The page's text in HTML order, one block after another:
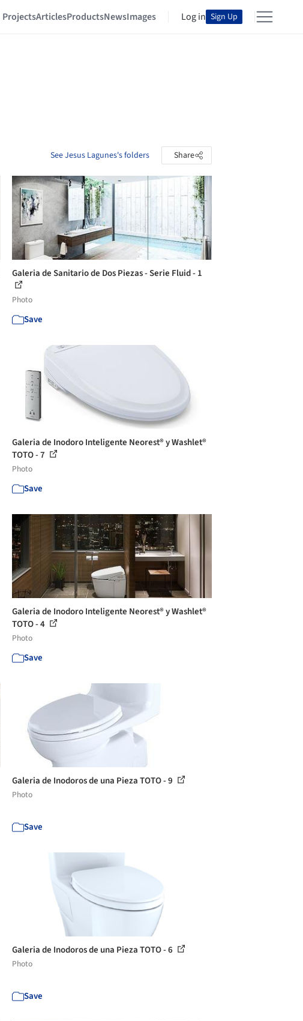
ProjectsArticlesProductsNewsImages Log in Sign Up
See Jesus Lagunes's folders Share
Galeria de Sanitario de Dos Piezas - Serie Fluid - 1
Photo
Save
Galeria de Inodoro Inteligente Neorest® y Washlet®
TOTO - 7
Photo
Save
Galeria de Inodoro Inteligente Neorest® y Washlet®
TOTO - 4
Photo
Save
Galeria de Inodoros de una Pieza TOTO - 9
Photo
Save
Galeria de Inodoros de una Pieza TOTO - 6
Photo
Save